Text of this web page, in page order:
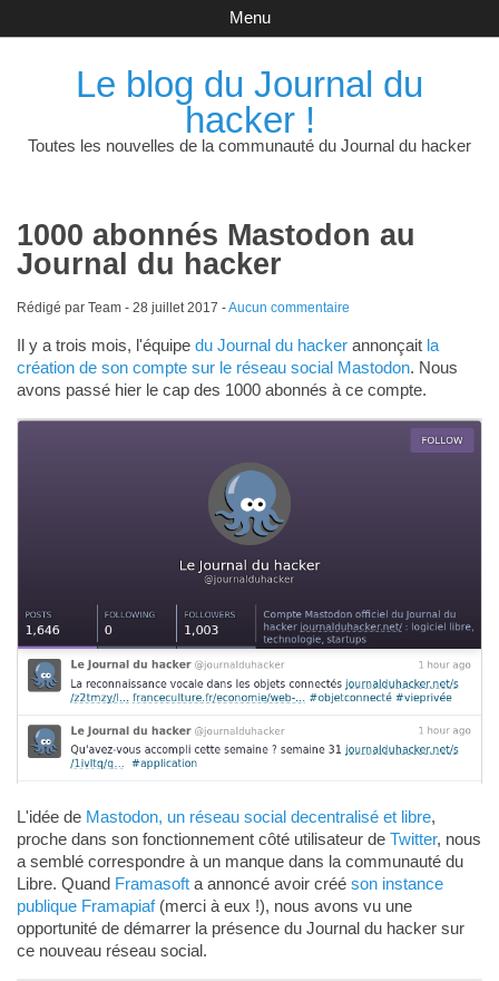
Le blog du Journal du
hacker !
Toutes les nouvelles de la communauté du Journal du hacker
Menu
1000 abonnés Mastodon au
Journal du hacker
Rédigé par Team - 28 juillet 2017 -Aucun commentaire
Il y a trois mois, l'équipe du Journal du hackerannonçait la
création de son compte sur le réseau social Mastodon. Nous
avons passé hier le cap des 1000 abonnés à ce compte.
L'idée de Mastodon, un réseau social decentralisé et libre,
proche dans son fonctionnement côté utilisateur de Twitter, nous
a semblé correspondre à un manque dans la communauté du
Libre. Quand Framasofta annoncé avoir créé son instance
publique Framapiaf(merci à eux !), nous avons vu une
opportunité de démarrer la présence du Journal du hacker sur
ce nouveau réseau social.